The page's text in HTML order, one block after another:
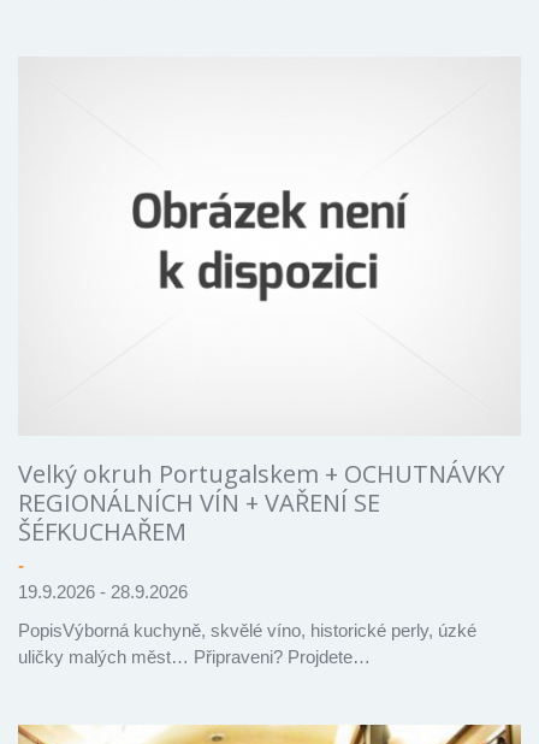
Velký okruh Portugalskem + OCHUTNÁVKY
REGIONÁLNÍCH VÍN + VAŘENÍ SE
ŠÉFKUCHAŘEM
-
19.9.2026 - 28.9.2026
PopisVýborná kuchyně, skvělé víno, historické perly, úzké
uličky malých měst… Připraveni? Projdete…